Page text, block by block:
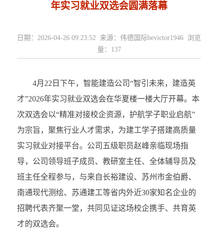
年实习就业双选会圆满落幕
日期：2026-04-26 09:23:52 来源：伟德国际bevictor1946 浏览
量： 137
4月22日下午，智能建造公司“智引未来，建造英
才”2026年实习就业双选会在华夏楼一楼大厅开幕。本
次双选会以“精准对接校企资源，护航学子职业启航”
为宗旨，聚焦行业人才需求，为建工学子搭建高质量
实习就业对接平台。公司五级职员赵峰亲临现场指
导，公司领导班子成员、教研室主任、全体辅导员及
班主任全程参与，与来自长裕建设、苏州市金伯爵、
南通现代测绘、苏通建工等省内外近30家知名企业的
招聘代表齐聚一堂，共同见证这场校企携手、共育英
才的双选会。